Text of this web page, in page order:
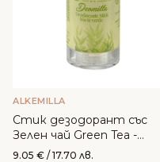
ALKEMILLA
Стик дезодорант със
Зелен чай Green Tea -
Alkemilla
9.05 € / 17.70 лв.